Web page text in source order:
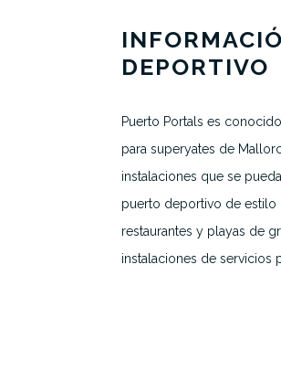
DEPORTIVO
Puerto Portals es
para superyates de
instalaciones que se
puerto deportivo de estilo
restaurantes y playas de
instalaciones de servicios
+31 6 53 34 65 26
Berth - Webdesign byWP Masters